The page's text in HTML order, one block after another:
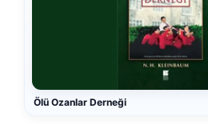
Ölü Ozanlar Derneği